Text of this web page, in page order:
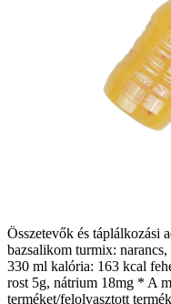
Összetevők és táplálkozási
bazsalikom turmix:
330 ml kalória: 163 kcal
rost 5g, nátrium 18mg * A
terméket/felolvasztott